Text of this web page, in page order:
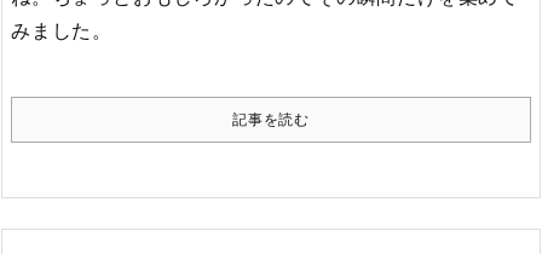
みました。
記事を読む